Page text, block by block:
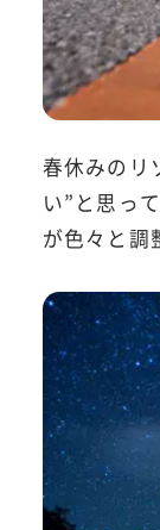
春休みのリ
い”と思っ
が色々と調